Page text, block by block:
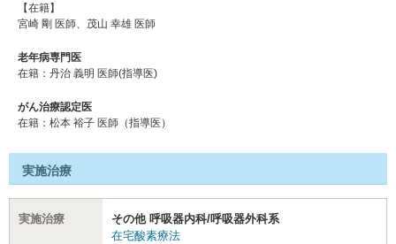
【在籍】
宮崎 剛 医師、茂山 幸雄 医師
老年病専門医
在籍：丹治 義明 医師(指導医)
がん治療認定医
在籍：松本 裕⼦ 医師（指導医）
実施治療
実施治療
その他 呼吸器内科/呼吸器外科系
在宅酸素療法